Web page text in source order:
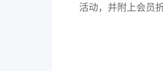
活动，并附上会员折